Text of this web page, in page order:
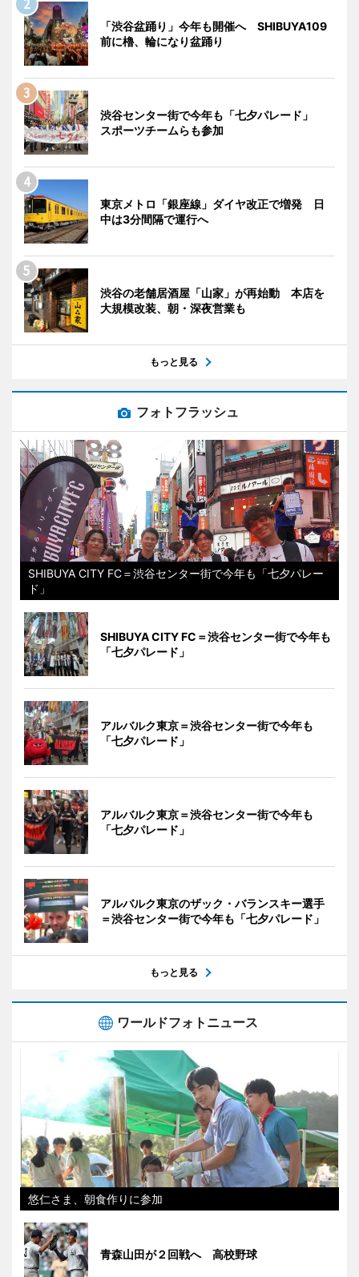
「渋谷盆踊り」今年も開催へ SHIBUYA109
前に櫓、輪になり盆踊り
渋谷センター街で今年も「七夕パレード」
スポーツチームらも参加
東京メトロ「銀座線」ダイヤ改正で増発 日
中は3分間隔で運行へ
渋谷の老舗居酒屋「山家」が再始動 本店を
大規模改装、朝・深夜営業も
もっと見る
フォトフラッシュ
SHIBUYA CITY FC＝渋谷センター街で今年も「七夕パレー
ド」
SHIBUYA CITY FC＝渋谷センター街で今年も
「七夕パレード」
アルバルク東京＝渋谷センター街で今年も
「七夕パレード」
アルバルク東京＝渋谷センター街で今年も
「七夕パレード」
アルバルク東京のザック・バランスキー選手
＝渋谷センター街で今年も「七夕パレード」
もっと見る
ワールドフォトニュース
悠仁さま、朝食作りに参加
青森山田が２回戦へ 高校野球